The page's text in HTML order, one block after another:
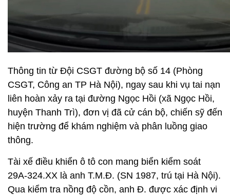
Thông tin từ Đội CSGT đường bộ số 14 (Phòng
CSGT, Công an TP Hà Nội), ngay sau khi vụ tai nạn
liên hoàn xảy ra tại đường Ngọc Hồi (xã Ngọc Hồi,
huyện Thanh Trì), đơn vị đã cử cán bộ, chiến sỹ đến
hiện trường để khám nghiệm và phân luồng giao
thông.
Tài xế điều khiển ô tô con mang biển kiểm soát
29A-324.XX là anh T.M.Đ. (SN 1987, trú tại Hà Nội).
Qua kiểm tra nồng độ cồn, anh Đ. được xác định vi